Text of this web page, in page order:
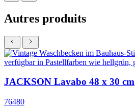
Autres produits
JACKSON Lavabo 48 x 30 cm
76480